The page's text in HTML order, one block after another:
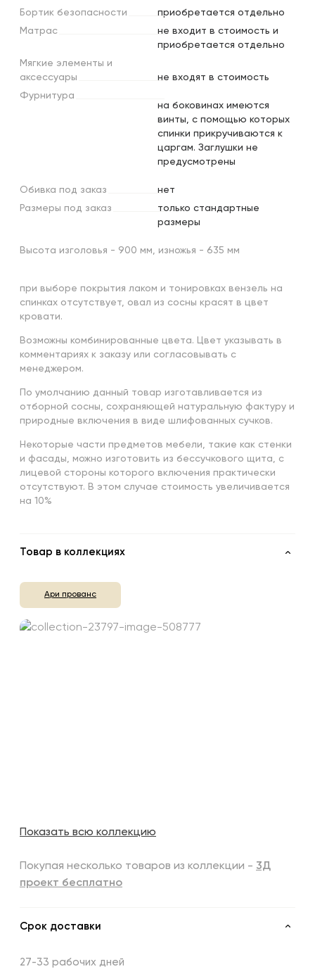
Бортик безопасности
приобретается отдельно
Матрас
не входит в стоимость и
приобретается отдельно
Мягкие элементы и
аксессуары
не входят в стоимость
Фурнитура
на боковинах имеются
винты, с помощью которых
спинки прикручиваются к
царгам. Заглушки не
предусмотрены
Обивка под заказ
нет
Размеры под заказ
только стандартные
размеры
Высота изголовья - 900 мм, изножья - 635 мм
при выборе покрытия лаком и тонировках вензель на
спинках отсутствует, овал из сосны красят в цвет
кровати.
Возможны комбинированные цвета. Цвет указывать в
комментариях к заказу или согласовывать с
менеджером.
По умолчанию данный товар изготавливается из
отборной сосны, сохраняющей натуральную фактуру и
природные включения в виде шлифованных сучков.
Некоторые части предметов мебели, такие как стенки
и фасады, можно изготовить из бессучкового щита, с
лицевой стороны которого включения практически
отсутствуют. В этом случае стоимость увеличивается
на 10%
Товар в коллекциях
Ари прованс
Показать всю коллекцию
Покупая несколько товаров из коллекции - 3Д
проект бесплатно
Срок доставки
27-33 рабочих дней